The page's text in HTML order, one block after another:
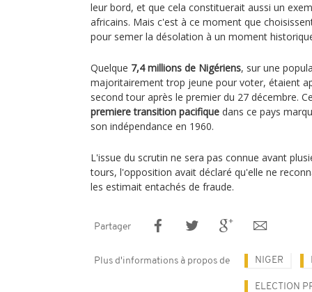
leur bord, et que cela constituerait aussi un
africains. Mais c'est à ce moment que
pour semer la désolation à un moment
Quelque 7,4 millions de Nigériens, sur une
majoritairement trop jeune pour voter, étaient
second tour après le premier du 27 décembre.
premiere transition pacifique dans ce pays
son indépendance en 1960.
L'issue du scrutin ne sera pas connue avant
tours, l'opposition avait déclaré qu'elle ne
les estimait entachés de fraude.
Partager
Plus d'informations à propos de NIGER
ELECTION